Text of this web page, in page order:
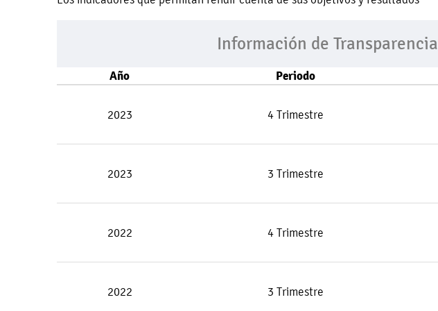
Información de Transparencia
Año Periodo
2023 4 Trimestre
2023 3 Trimestre
2022 4 Trimestre
2022 3 Trimestre